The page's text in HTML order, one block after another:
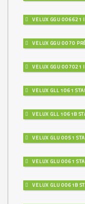
VELUX GGU 006621
VELUX GGU 0070
VELUX GGU 007021
VELUX GLL 1061
VELUX GLL 1061B
VELUX GLU 0051
VELUX GLU 0061
VELUX GLU 0061B